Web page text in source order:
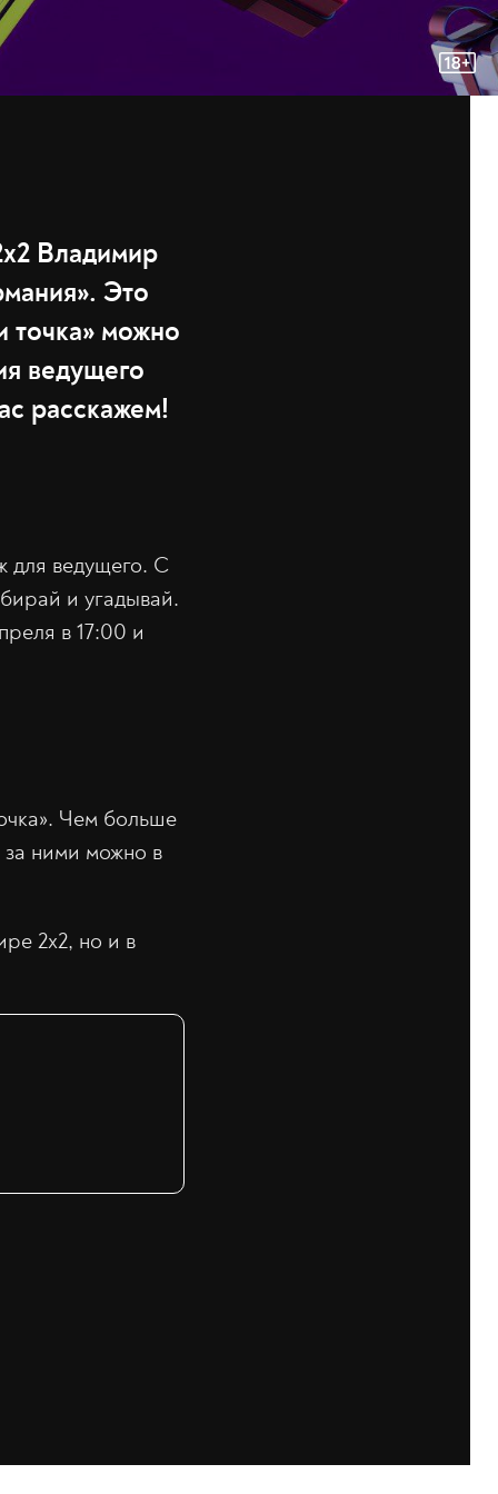
Владимир
Это
точка» можно
ведущего
расскажем!
для ведущего. С
и угадывай.
в 17:00 и
Чем больше
ними можно в
2х2, но и в